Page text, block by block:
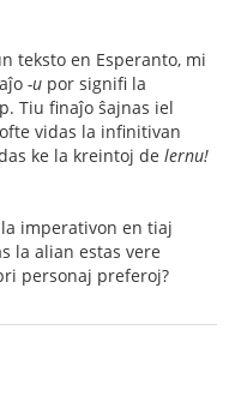
teksto en Esperanto, mi
-u por signifi la
Tiu finaĵo ŝajnas iel
vidas la infinitivan
ke la kreintoj de lernu!
imperativon en tiaj
la alian estas vere
personaj preferoj?